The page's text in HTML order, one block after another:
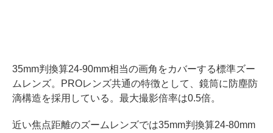
35mm判換算24-90mm相当の画角をカバーする標準ズー
ムレンズ。PROレンズ共通の特徴として、鏡筒に防塵防
滴構造を採用している。最大撮影倍率は0.5倍。
近い焦点距離のズームレンズでは35mm判換算24-80mm